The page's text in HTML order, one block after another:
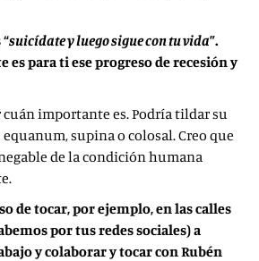
suicídate y luego sigue con tu vida”.
es para ti ese progreso de recesión y
importante es. Podría tildar su
supina o colosal. Creo que
de la condición humana
de tocar, por ejemplo, en las calles
por tus redes sociales) a
y colaborar y tocar con Rubén